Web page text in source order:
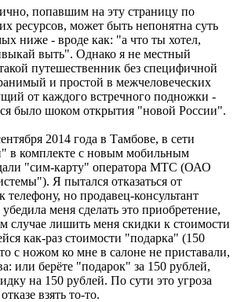
попавшим на эту страницу по
ресурсов, может быть непонятна суть
ниже - вроде как: "а что ты хотел,
выть". Однако я не местный
путешественник без специфичной
и простой в межчеловеческих
от каждого встречного подножки -
было шоком открытия "новой России".
2014 года в Тамбове, в сети
в комплекте с новым мобильным
"сим-карту" оператора МТС (ОАО
Я пытался отказаться от
телефону, но продавец-консультант
меня сделать это приобретение,
случае лишить меня скидки к стоимости
как-раз стоимости "подарка" (150
с ножом ко мне в салоне не приставали,
или берёте "подарок" за 150 рублей,
на 150 рублей. По сути это угроза
взять то-то.